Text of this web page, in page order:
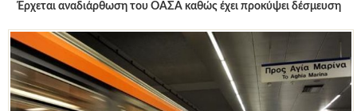
-
-
-
-
Έρχεται αναδιάρθωση του ΟΑΣΑ καθώς έχει προκύψει δέσμευση